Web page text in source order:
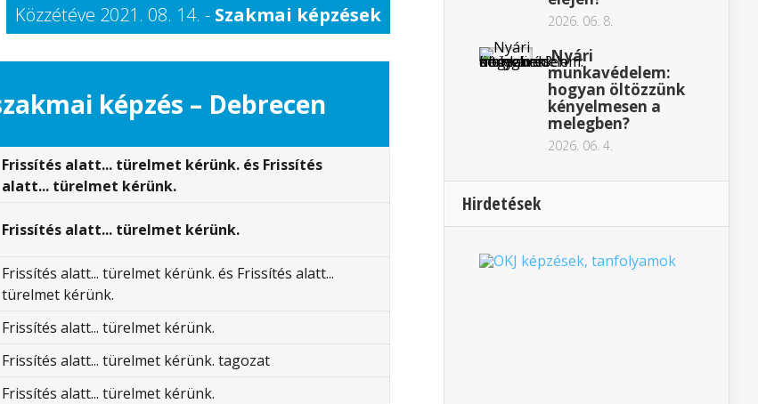
Közzétéve 2021. 08. 14. - Szakmai képzések
képzés – Debrecen
Frissítés alatt... türelmet kérünk. és Frissítés
alatt... türelmet kérünk.
Frissítés alatt... türelmet kérünk.
Frissítés alatt... türelmet kérünk. és Frissítés alatt...
türelmet kérünk.
Frissítés alatt... türelmet kérünk.
Frissítés alatt... türelmet kérünk. tagozat
Frissítés alatt... türelmet kérünk.
2026. 06. 8.
Nyári
munkavédelem:
hogyan öltözzünk
kényelmesen a
melegben?
2026. 06. 4.
Hirdetések